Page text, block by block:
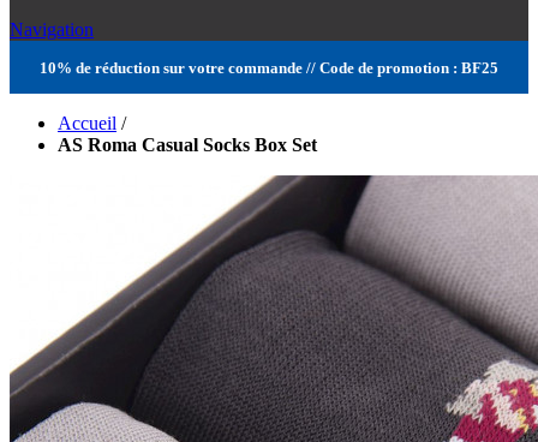
Navigation
10% de réduction sur votre commande // Code de promotion : BF25
Accueil /
AS Roma Casual Socks Box Set